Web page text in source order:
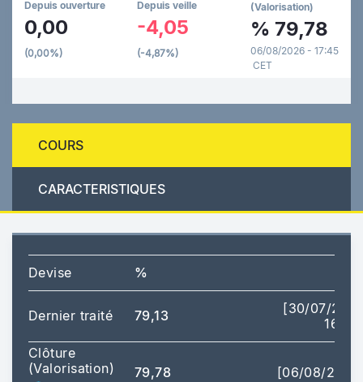
Depuis ouverture
0,00
(0,00%)
Depuis veille
-4,05
(-4,87%)
(Valorisation)
% 79,78
06/08/2026 - 17:45
CET
COURS
CARACTERISTIQUES
Devise %
Dernier traité 79,13
[30/07/
Clôture
(Valorisation)
79,78 [06/08/